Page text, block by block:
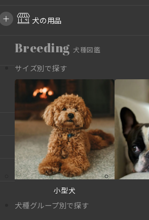
犬の用品
Breeding 犬種図鑑
サイズ別で探す
小型犬
犬種グループ別で探す